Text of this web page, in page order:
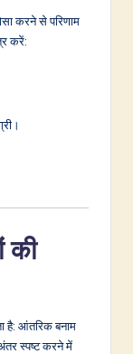
करने से परिणाम
करें:
की
है: आंतरिक बनाम
स्पष्ट करने में